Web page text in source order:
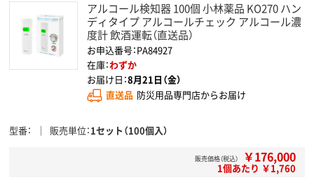
アルコール検知器 100個 小林薬品 KO270 ハン
ディタイプ アルコールチェック アルコール濃
度計 飲酒運転（直送品）
お申込番号：PA84927
在庫：わずか
お届け日：8月21日（金）
直送品 防災用品専門店からお届け
型番 販売単位 1セット（100個入）
販売価格（税込） ￥176,000
1個あたり ￥1,760